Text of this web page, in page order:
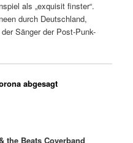
als „exquisit finster“.
durch Deutschland,
Sänger der Post-Punk-
abgesagt
the Beats Coverband